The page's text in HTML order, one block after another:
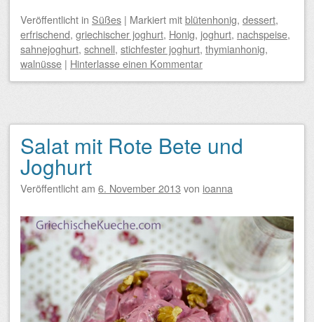
Veröffentlicht in Süßes | Markiert mitblütenhonig, dessert,
erfrischend, griechischer joghurt, Honig, joghurt, nachspeise,
sahnejoghurt, schnell, stichfester joghurt, thymianhonig,
walnüsse | Hinterlasse einen Kommentar
Salat mit Rote Bete und
Joghurt
Veröffentlicht am 6. November 2013 von ioanna